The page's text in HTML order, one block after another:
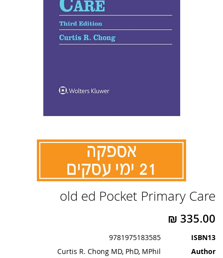
old ed Pocket Primary Care
ISBN13
9781975183585
Author
Curtis R. Chong MD, PhD, MPhil
להתחלה
גלריית
תמונות